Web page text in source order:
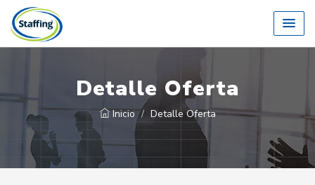
Detalle Oferta
Inicio Detalle Oferta